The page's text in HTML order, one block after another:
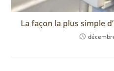
La façon la plus simple